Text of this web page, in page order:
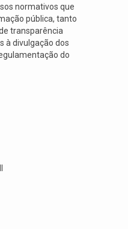
normativos que
pública, tanto
transparência
à divulgação dos
do